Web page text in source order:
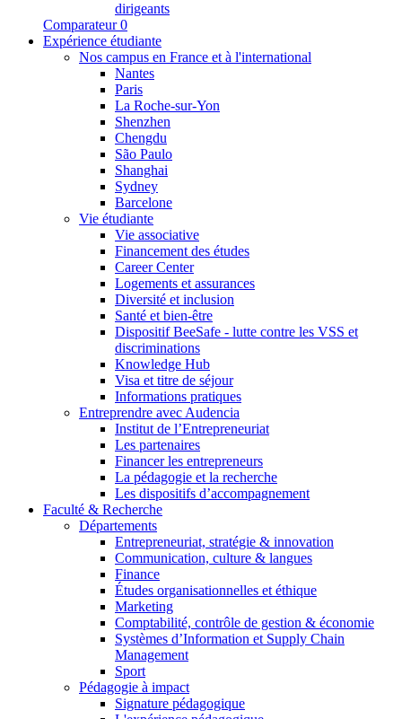
dirigeants
Comparateur 0
Expérience étudiante
Nos campus en France et à l'international
Nantes
Paris
La Roche-sur-Yon
Shenzhen
Chengdu
São Paulo
Shanghai
Sydney
Barcelone
Vie étudiante
Vie associative
Financement des études
Career Center
Logements et assurances
Diversité et inclusion
Santé et bien-être
Dispositif BeeSafe - lutte contre les VSS et
discriminations
Knowledge Hub
Visa et titre de séjour
Informations pratiques
Entreprendre avec Audencia
Institut de l’Entrepreneuriat
Les partenaires
Financer les entrepreneurs
La pédagogie et la recherche
Les dispositifs d’accompagnement
Faculté & Recherche
Départements
Entrepreneuriat, stratégie & innovation
Communication, culture & langues
Finance
Études organisationnelles et éthique
Marketing
Comptabilité, contrôle de gestion & économie
Systèmes d’Information et Supply Chain
Management
Sport
Pédagogie à impact
Signature pédagogique